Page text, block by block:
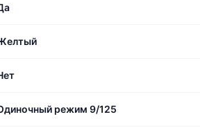
режим 9/125